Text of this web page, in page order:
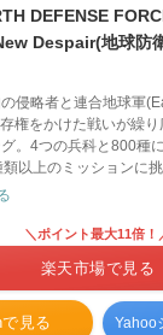
DEFENSE
Despair(地球防
侵略者と連合地球軍
権をかけた戦いが繰り
。4つの兵科と800種
以上のミッションに挑
見る
＼ポイント最大11倍！
楽天市場で見る
Yahoo